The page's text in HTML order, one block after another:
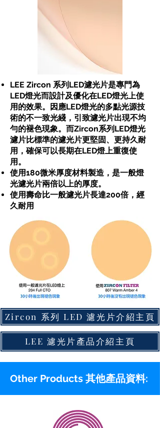
LEE Zircon 系列LED濾光片是專門為
LED燈光而設計及優化在LED燈光上使
用的效果。因應LED燈光的多點光源技
術的不一致光綫，引致濾光片出現不均
勻的褪色現象。而Zircon系列LED燈光
濾片比標準的濾光片更堅固、更持久耐
用，確保可以長期在LED燈上重復使
用。
使用180微米厚度材料製造，是一般燈
光濾光片兩倍以上的厚度。
使用壽命比一般濾光片長達200倍，經
久耐用
Zircon 系列 LED 濾光片介紹主頁
LEE 濾光片產品介紹主頁
Other Products 其他產品資料: